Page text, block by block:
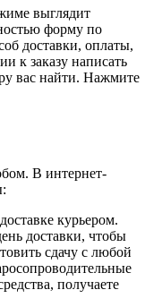
выглядит
форму по
доставки, оплаты,
к заказу написать
вас найти. Нажмите
В интернет-
курьером.
доставки, чтобы
сдачу с любой
получаете